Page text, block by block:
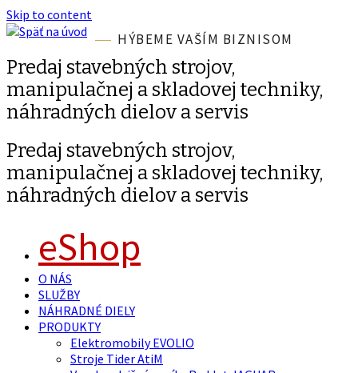
Skip to content
HÝBEME VAŠÍM BIZNISOM
Predaj stavebných strojov,
manipulačnej a skladovej techniky,
náhradných dielov a servis
Predaj stavebných strojov,
manipulačnej a skladovej techniky,
náhradných dielov a servis
eShop
O NÁS
SLUŽBY
NÁHRADNÉ DIELY
PRODUKTY
Elektromobily EVOLIO
Stroje Tider AtiM